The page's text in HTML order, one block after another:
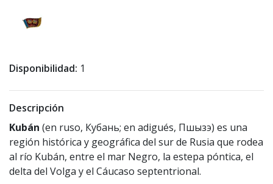
Disponibilidad: 1
Descripción
Kubán (en ruso, Кубань; en adigués, Пшызэ) es una
región histórica y geográfica del sur de Rusia que rodea
al río Kubán, entre el mar Negro, la estepa póntica, el
delta del Volga y el Cáucaso septentrional.